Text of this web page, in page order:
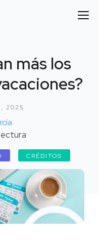
más los
2025
CRÉDITOS